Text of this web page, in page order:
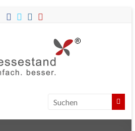
Messestände
für